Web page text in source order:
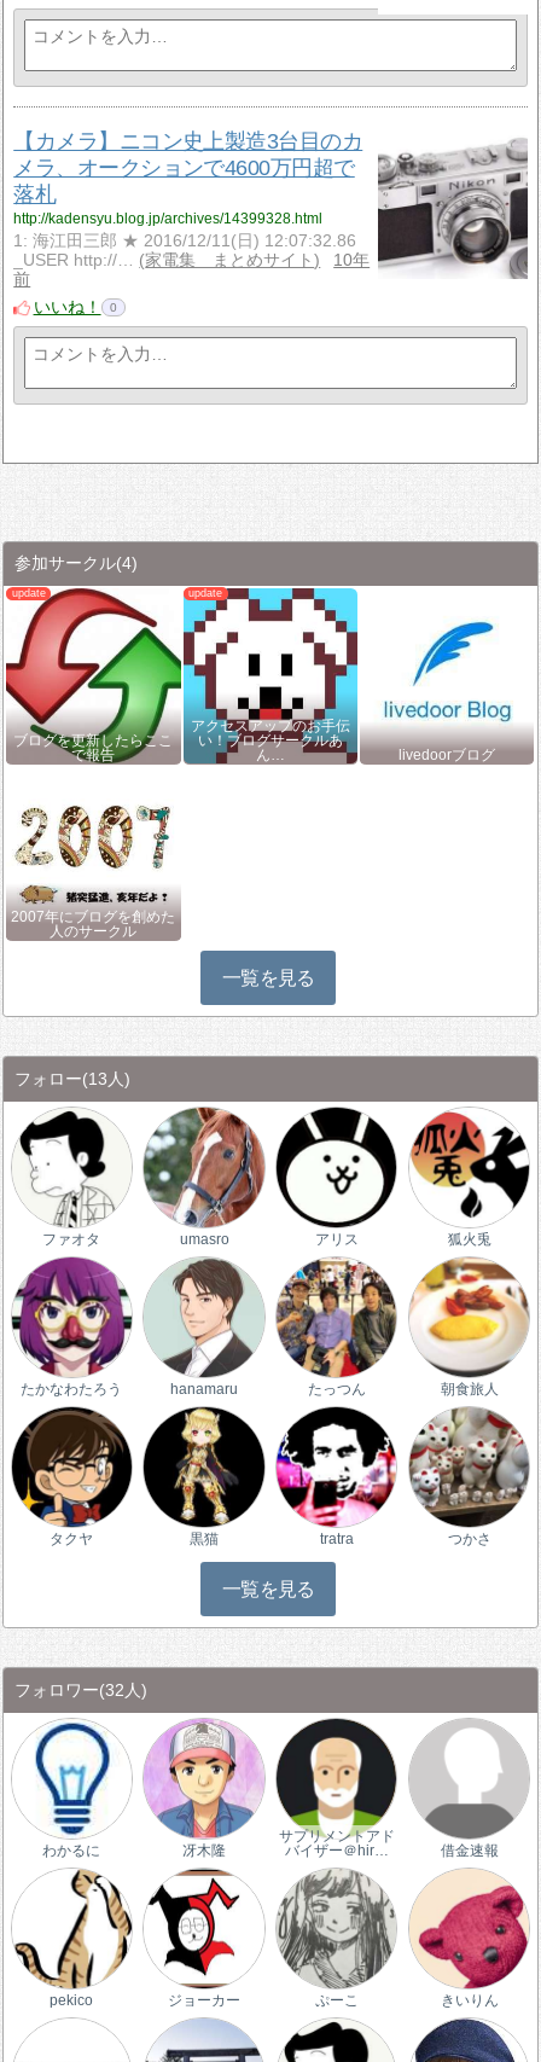
【カメラ】ニコン史上製造3台目のカ
メラ、オークションで4600万円超で
落札
http://kadensyu.blog.jp/archives/14399328.html
1: 海江田三郎 ★ 2016/12/11(日) 12:07:32.86
_USER http://…
家電集 まとめサイト
10年
前
いいね！
0
参加サークル(4)
ブログを更新したらここ
で報告
アクセスアップのお手伝
い！ブログサークルあ
ん…
livedoorブログ
2007年にブログを創めた
人のサークル
一覧を見る
フォロー(13人)
ファオタ umasro アリス 狐火兎
たかなわたろう hanamaru たっつん 朝食旅人
タクヤ 黒猫 tratra つかさ
一覧を見る
フォロワー(32人)
わかるに 冴木隆
サプリメントアド
バイザー＠hir…
借金速報
pekico ジョーカー ぷーこ きいりん